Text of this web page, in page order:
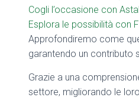
Cogli l’occasione con
Esplora le possibilità con
Approfondiremo come
garantendo un contributo
Grazie a una
settore, migliorando le